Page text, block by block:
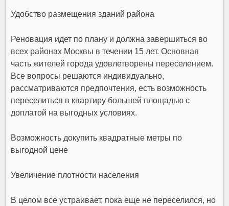
Удобство размещения зданий района
Реновация идет по плану и должна завершиться во
всех районах Москвы в течении 15 лет. Основная
часть жителей города удовлетворены переселением.
Все вопросы решаются индивидуально,
рассматриваются предпочтения, есть возможность
переселиться в квартиру большей площадью с
доплатой на выгодных условиях.
Возможность докупить квадратные метры по
выгодной цене
Увеличение плотности населения
В целом все устраивает, пока еще не переселился, но